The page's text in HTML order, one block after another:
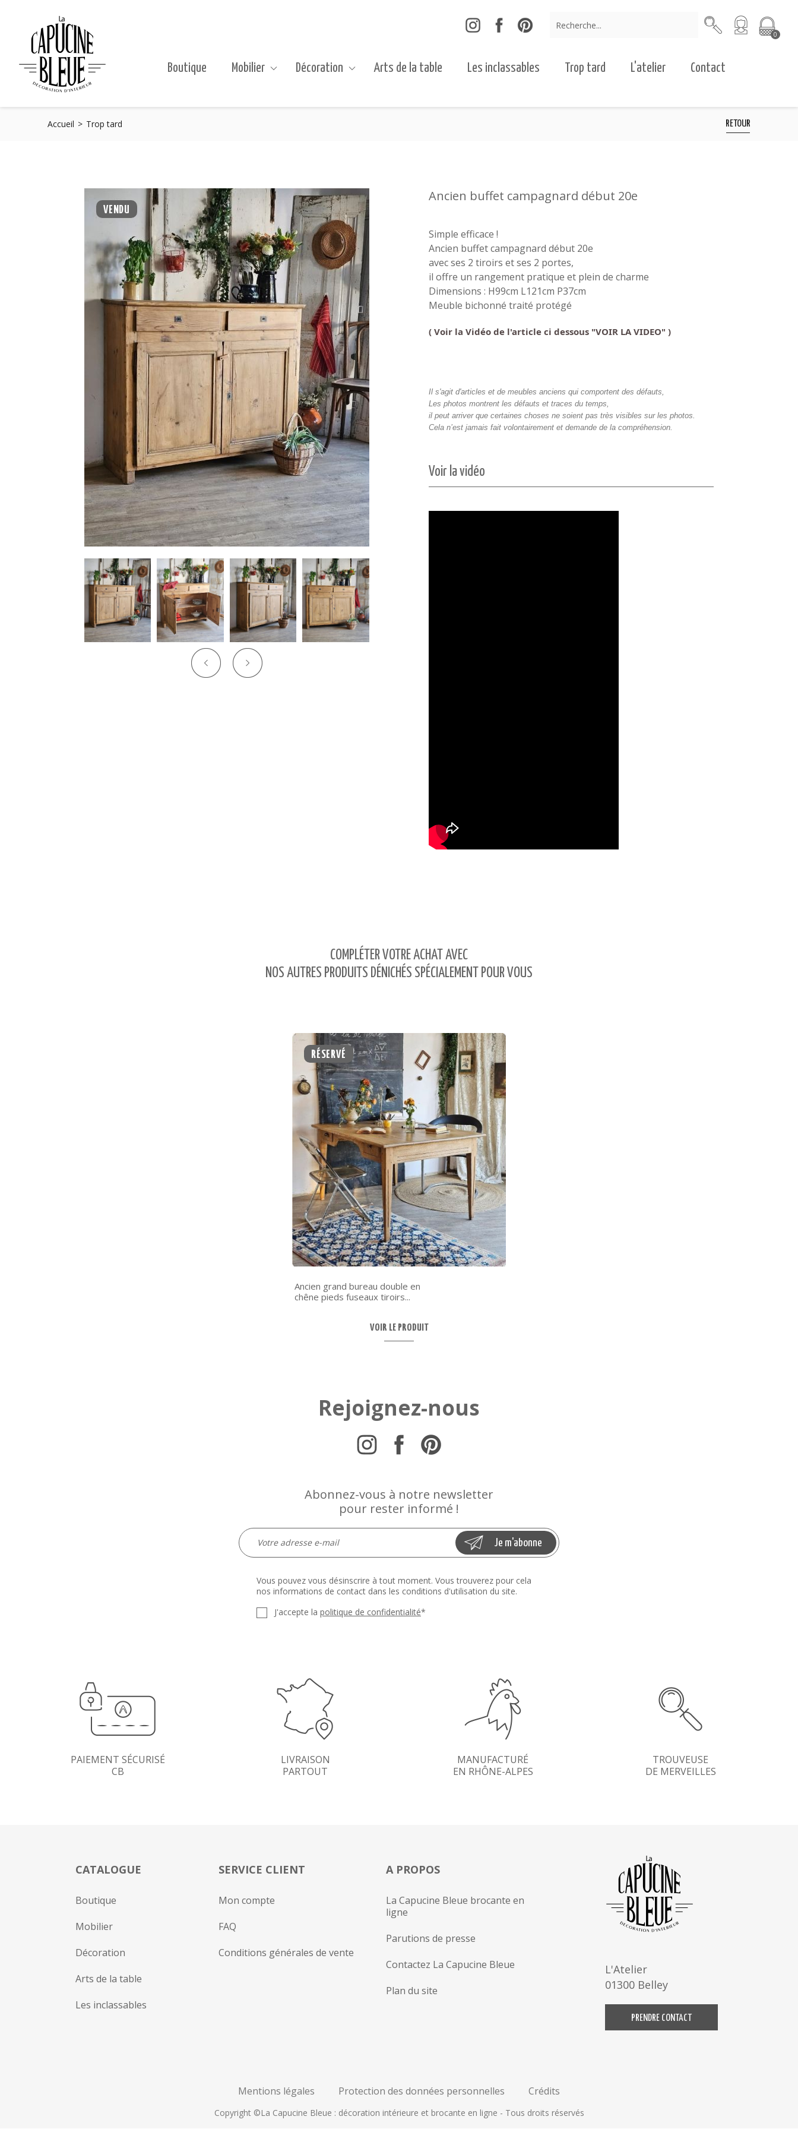
0
Boutique Mobilier Décoration Arts de la table Les inclassables Trop tard L'atelier Contact
RETOUR
Accueil Trop tard
VENDU
Ancien buffet campagnard début 20e
Simple efficace !
Ancien buffet campagnard début 20e
avec ses 2 tiroirs et ses 2 portes,
il offre un rangement pratique et plein de charme
Dimensions : H99cm L121cm P37cm
Meuble bichonné traité protégé
( Voir la Vidéo de l'article ci dessous "VOIR LA VIDEO" )
Il s'agit d'articles et de meubles anciens qui comportent des défauts,
Les photos montrent les défauts et traces du temps,
il peut arriver que certaines choses ne soient pas très visibles sur les photos.
Cela n’est jamais fait volontairement et demande de la compréhension.
Voir la vidéo
COMPLÉTER VOTRE ACHAT AVEC
NOS AUTRES PRODUITS DÉNICHÉS SPÉCIALEMENT POUR VOUS
RÉSERVÉ
Ancien grand bureau double en
chêne pieds fuseaux tiroirs...
VOIR LE PRODUIT
Rejoignez-nous
Abonnez-vous à notre newsletter
pour rester informé !
Vous pouvez vous désinscrire à tout moment. Vous trouverez pour cela
nos informations de contact dans les conditions d'utilisation du site.
J'accepte la politique de confidentialité*
PAIEMENT SÉCURISÉ
CB
LIVRAISON
PARTOUT
MANUFACTURÉ
EN RHÔNE-ALPES
TROUVEUSE
DE MERVEILLES
CATALOGUE
Arts de la table
Décoration
Les inclassables
Mobilier
Boutique
SERVICE CLIENT
Conditions générales de vente
FAQ
Mon compte
A PROPOS
La Capucine Bleue brocante en
ligne
Parutions de presse
Contactez La Capucine Bleue
Plan du site
L'Atelier
01300 Belley
PRENDRE CONTACT
Mentions légales Protection des données personnelles Crédits
Copyright ©La Capucine Bleue : décoration intérieure et brocante en ligne - Tous droits réservés